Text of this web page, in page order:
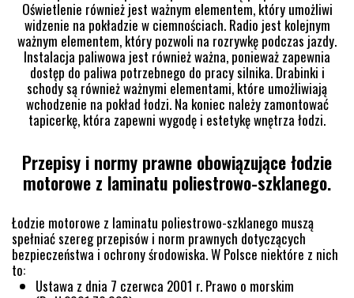
Oświetlenie również jest ważnym elementem, który umożliwi
widzenie na pokładzie w ciemnościach. Radio jest kolejnym
ważnym elementem, który pozwoli na rozrywkę podczas jazdy.
Instalacja paliwowa jest również ważna, ponieważ zapewnia
dostęp do paliwa potrzebnego do pracy silnika. Drabinki i
schody są również ważnymi elementami, które umożliwiają
wchodzenie na pokład łodzi. Na koniec należy zamontować
tapicerkę, która zapewni wygodę i estetykę wnętrza łodzi.
Przepisy i normy prawne obowiązujące łodzie
motorowe z laminatu poliestrowo-szklanego.
Łodzie motorowe z laminatu poliestrowo-szklanego muszą
spełniać szereg przepisów i norm prawnych dotyczących
bezpieczeństwa i ochrony środowiska. W Polsce niektóre z nich
to:
Ustawa z dnia 7 czerwca 2001 r. Prawo o morskim